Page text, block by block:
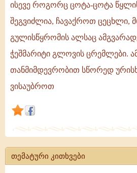
ისევე
როგორც
ცოტა-
ცოტა
წყლის
დასხმით
შეგვიძლია,
ჩავაქროთ
ცეცხლი,
მრისხანებისა
და
გულისწყრომის
ალსაც
ისევე როგორც ცოტა-ცოტა
შეგვიძლია, ჩავაქროთ ცეცხლი,
გულისწყრომის ალსაც
ჭეშმარიტი გლოვის ცრემლები.
თანმიმდევრობით სწორედ
ვისაუბროთ
თემატური კითხვები